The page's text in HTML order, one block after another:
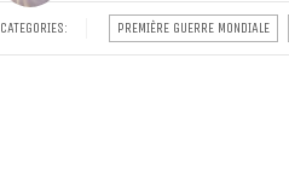
CATEGORIES: PREMIÈRE GUERRE MONDIALE